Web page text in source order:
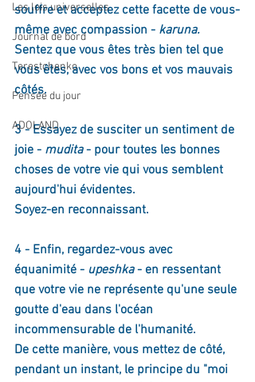
Les lois universelles
Journal de bord
Terestchenko
Pensée du jour
ADOLAND
souffre et acceptez cette facette de vous-
même avec compassion - karuna.
Sentez que vous êtes très bien tel que
vous êtes, avec vos bons et vos mauvais
côtés.
3 - Essayez de susciter un sentiment de
joie - mudita - pour toutes les bonnes
choses de votre vie qui vous semblent
aujourd'hui évidentes.
Soyez-en reconnaissant.
4 - Enfin, regardez-vous avec
équanimité - upeshka - en ressentant
que votre vie ne représente qu'une seule
goutte d'eau dans l'océan
incommensurable de l'humanité.
De cette manière, vous mettez de côté,
pendant un instant, le principe du "moi